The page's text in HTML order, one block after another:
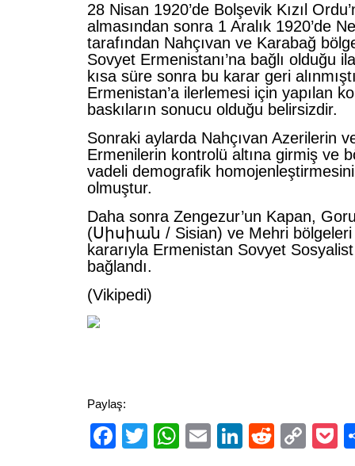
28 Nisan 1920’de Bolşevik Kızıl
almasından sonra 1 Aralık 1920’de
tarafından Nahçıvan ve Karabağ
Sovyet Ermenistanı’na bağlı olduğu
kısa süre sonra bu karar geri
Ermenistan’a ilerlemesi için yapılan
baskıların sonucu olduğu belirsizdir.
Sonraki aylarda Nahçıvan Azerilerin
Ermenilerin kontrolü altına girmiş ve
vadeli demografik
olmuştur.
Daha sonra Zengezur’un Kapan,
(Սիսիան / Sisian) ve Mehri bölgeleri
kararıyla Ermenistan Sovyet
bağlandı.
(Vikipedi)
Paylaş:
Facebook
TwitterWhatsApp
EmailLinkedIn
Reddit